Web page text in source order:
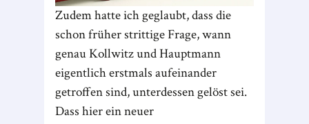
Zudem hatte ich geglaubt, dass die
schon früher strittige Frage, wann
genau Kollwitz und Hauptmann
eigentlich erstmals aufeinander
getroffen sind, unterdessen gelöst sei.
Dass hier ein neuer